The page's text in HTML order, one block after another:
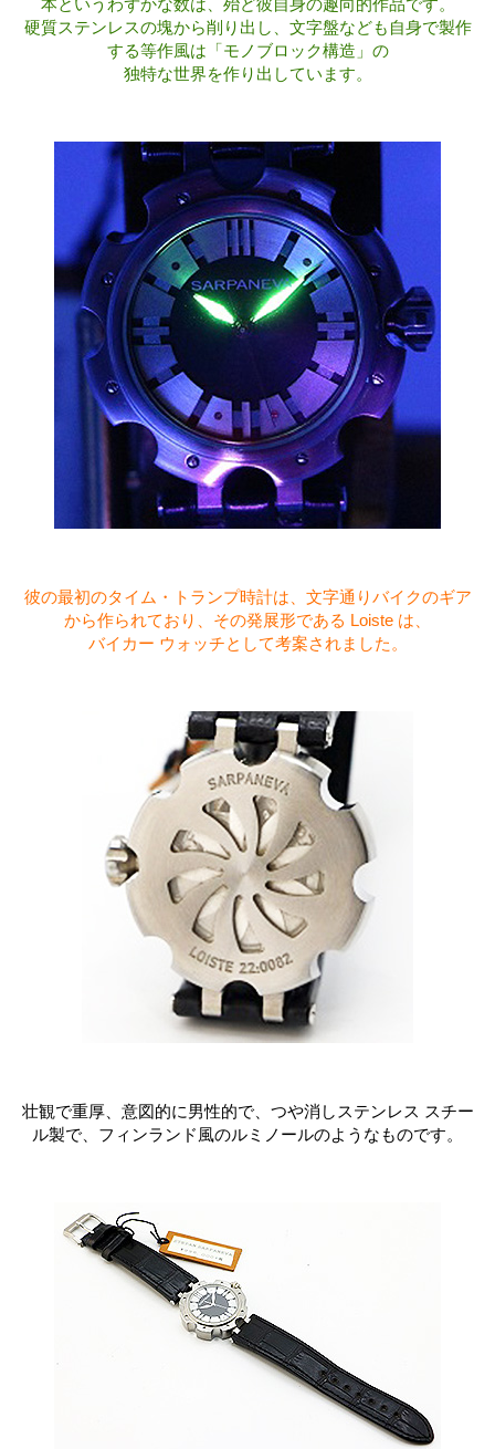
本というわずかな数は、殆ど彼自身の趣向的作品です。
硬質ステンレスの塊から削り出し、文字盤なども自身で製作
する等作風は「モノブロック構造」の
独特な世界を作り出しています。
彼の最初のタイム・トランプ時計は、文字通りバイクのギア
から作られており、その発展形である Loiste は、
バイカー ウォッチとして考案されました。
壮観で重厚、意図的に男性的で、つや消しステンレス スチー
ル製で、フィンランド風のルミノールのようなものです。